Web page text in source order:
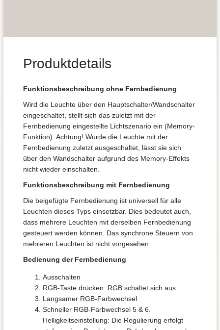
Produktdetails
Funktionsbeschreibung ohne Fernbedienung
Wird die Leuchte über den Hauptschalter/Wandschalter
eingeschaltet, stellt sich das zuletzt mit der
Fernbedienung eingestellte Lichtszenario ein (Memory-
Funktion). Achtung! Wurde die Leuchte mit der
Fernbedienung zuletzt ausgeschaltet, lässt sie sich
über den Wandschalter aufgrund des Memory-Effekts
nicht wieder einschalten.
Funktionsbeschreibung mit Fernbedienung
Die beigefügte Fernbedienung ist universell für alle
Leuchten dieses Typs einsetzbar. Dies bedeutet auch,
dass mehrere Leuchten mit derselben Fernbedienung
gesteuert werden können. Das synchrone Steuern von
mehreren Leuchten ist nicht vorgesehen.
Bedienung der Fernbedienung
Ausschalten
RGB-Taste drücken: RGB schaltet sich aus.
Langsamer RGB-Farbwechsel
Schneller RGB-Farbwechsel 5 & 6.
Helligkeitseinstellung: Die Regulierung erfolgt